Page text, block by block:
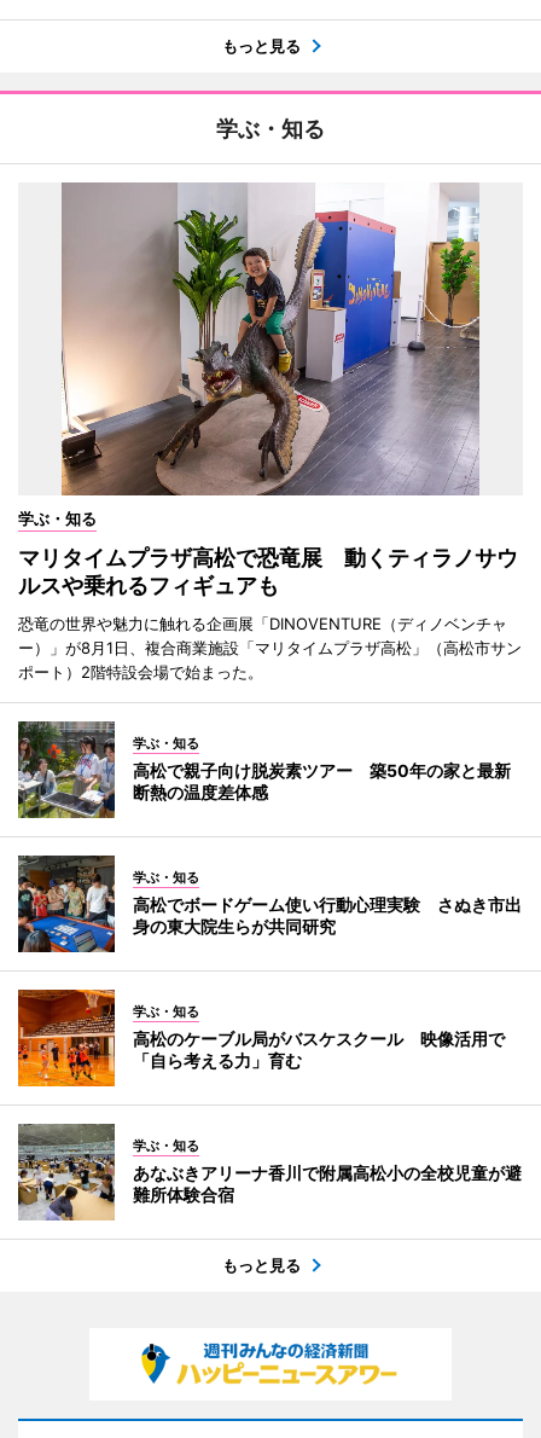
もっと見る
学ぶ・知る
学ぶ・知る
マリタイムプラザ高松で恐竜展 動くティラノサウ
ルスや乗れるフィギュアも
恐竜の世界や魅力に触れる企画展「DINOVENTURE（ディノベンチャ
ー）」が8月1日、複合商業施設「マリタイムプラザ高松」（高松市サン
ポート）2階特設会場で始まった。
学ぶ・知る
高松で親子向け脱炭素ツアー 築50年の家と最新
断熱の温度差体感
学ぶ・知る
高松でボードゲーム使い行動心理実験 さぬき市出
身の東大院生らが共同研究
学ぶ・知る
高松のケーブル局がバスケスクール 映像活用で
「自ら考える力」育む
学ぶ・知る
あなぶきアリーナ香川で附属高松小の全校児童が避
難所体験合宿
もっと見る